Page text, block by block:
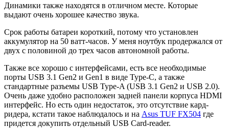
Динамики также находятся в отличном месте. Которые
выдают очень хорошее качество звука.
Срок работы батареи короткий, потому что установлен
аккумулятор на 50 ватт-часов. У меня ноутбук продержался от
двух с половиной до трех часов автономной работы.
Также все хорошо с интерфейсами, есть все необходимые
порты USB 3.1 Gen2 и Gen1 в виде Type-C, а также
стандартные разъемы USB Type-A (USB 3.1 Gen2 и USB 2.0).
Очень даже удобно расположен задней панели корпуса HDMI
интерфейс. Но есть один недостаток, это отсутствие кард-
ридера, кстати такое наблюдалось и на Asus TUF FX504 где
придется докупить отдельный USB Card-reader.